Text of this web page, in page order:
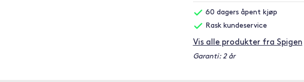
60 dagers åpent kjøp
Rask kundeservice
Vis alle produkter fra Spigen
Garanti: 2 år